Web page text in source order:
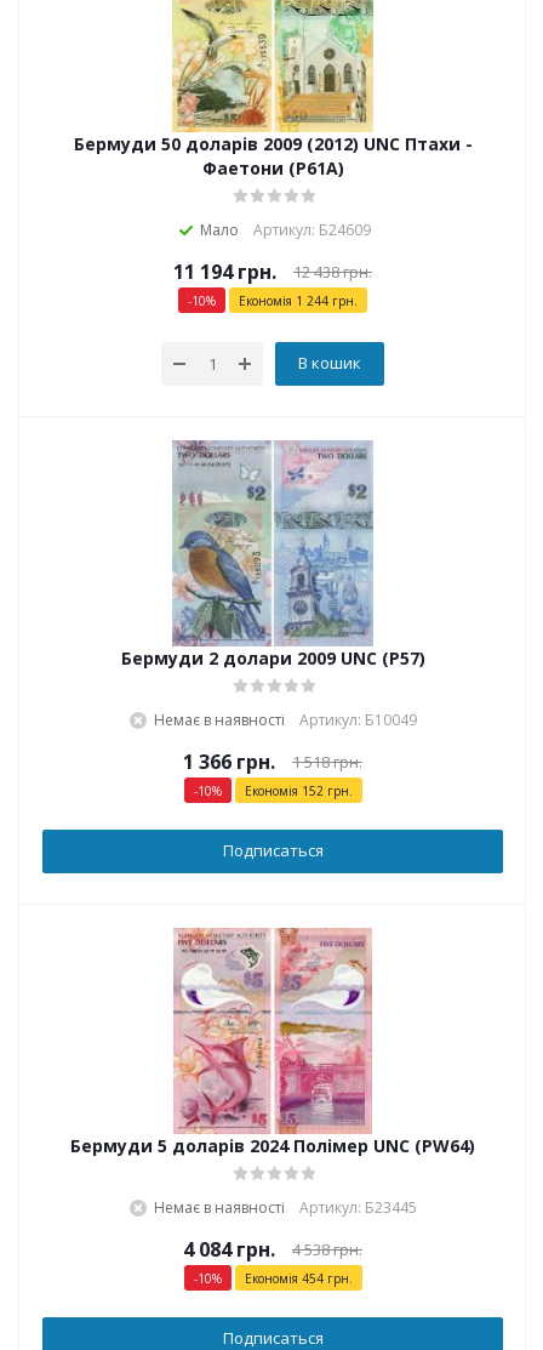
Бермуди 50 доларів 2009 (2012) UNC Птахи -
Фаетони (P61A)
Мало Артикул: Б24609
11 194грн. 12 438грн.
-10% Економія 1 244 грн.
В кошик
Бермуди 2 долари 2009 UNC (P57)
Немає в наявності Артикул: Б10049
1 366 грн. 1 518грн.
-10% Економія 152грн.
Подписаться
Бермуди 5 доларів 2024 Полімер UNC (PW64)
Немає в наявності Артикул: Б23445
4 084грн. 4 538грн.
-10% Економія 454грн.
Подписаться